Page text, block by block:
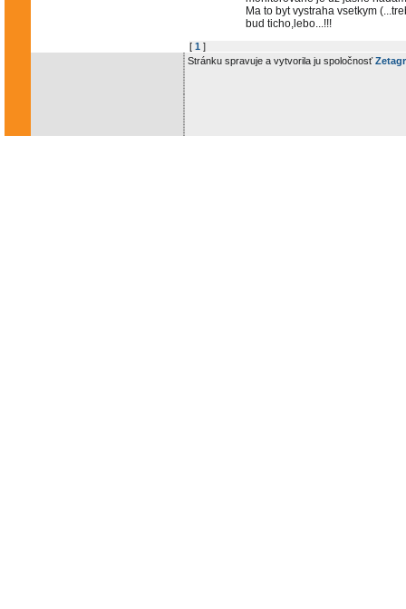
Ma to byt vystraha vsetkym
bud ticho,lebo...!!!
[ 1 ]
Stránku spravuje a vytvorila ju spoločnosť